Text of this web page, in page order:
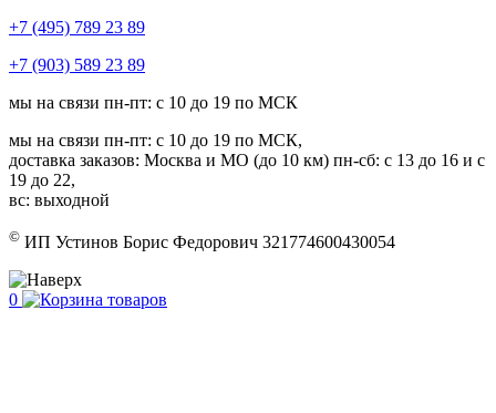
+7 (495) 789 23 89
+7 (903) 589 23 89
мы на связи пн-пт: с 10 до 19 по МСК
мы на связи пн-пт: с 10 до 19 по МСК,
доставка заказов: Москва и МО (до 10 км) пн-сб: с 13 до 16 и с
19 до 22,
вс: выходной
© ИП Устинов Борис Федорович 321774600430054
0